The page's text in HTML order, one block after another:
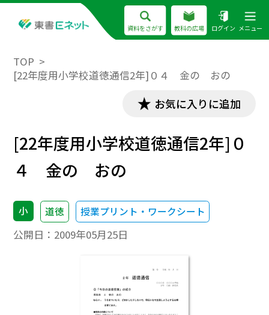
資料をさがす 教科の広場 ログイン メニュー
TOP
[22年度用小学校道徳通信2年]０４ 金の おの
お気に入りに追加
[22年度用小学校道徳通信2年]０
４ 金の おの
小 道徳 授業プリント・ワークシート
公開日： 2009年05月25日